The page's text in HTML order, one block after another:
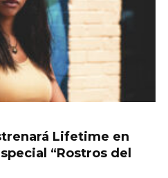
Lifetime en
“Rostros del